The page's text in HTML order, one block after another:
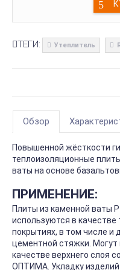
ТЕГИ: Утеплитель
Обзор
Повышенной жёсткости
теплоизоляционные
ваты на основе
ПРИМЕНЕНИЕ:
Плиты из каменной
используются в качестве
покрытиях, в том числе и
цементной стяжки. Могут
качестве верхнего слоя
ОПТИМА. Укладку изделий